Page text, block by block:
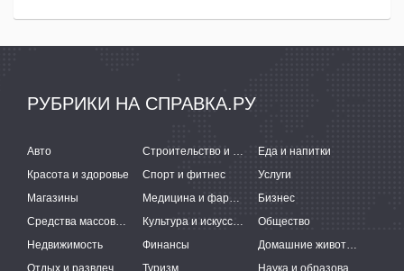
РУБРИКИ НА СПРАВКА.РУ
Авто Строительство и ремонт
Еда и напитки
Красота и здоровье
Спорт и фитнес
Услуги
Магазины
Медицина и фармацевтика
Бизнес
Средства массовой информации
Культура и искусство
Общество
Недвижимость
Финансы
Домашние животные
Туризм